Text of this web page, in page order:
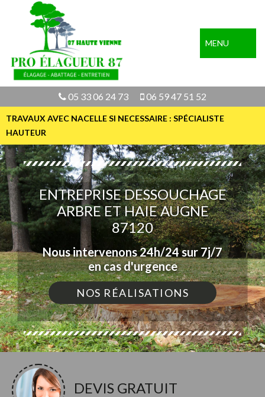
MENU
05 33 06 24 73 06 59 47 51 52
TRAVAUX AVEC NACELLE SI NECESSAIRE : SPÉCIALISTE
HAUTEUR
ENTREPRISE DESSOUCHAGE
ARBRE ET HAIE AUGNE
87120
Nous intervenons 24h/24 sur 7j/7
en cas d'urgence
NOS RÉALISATIONS
DEVIS GRATUIT